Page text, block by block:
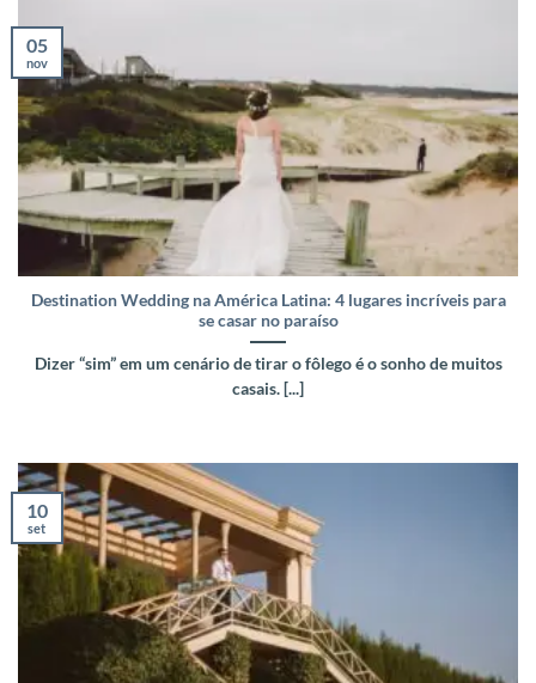
Destination Wedding na América Latina: 4 lugares incríveis para
se casar no paraíso
Dizer “sim” em um cenário de tirar o fôlego é o sonho de muitos
casais. [...]
05
nov
10
set